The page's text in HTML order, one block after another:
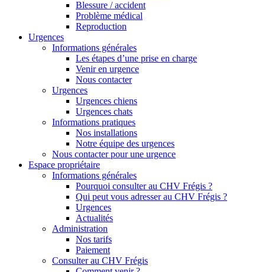
Blessure / accident
Problème médical
Reproduction
Urgences
Informations générales
Les étapes d’une prise en charge
Venir en urgence
Nous contacter
Urgences
Urgences chiens
Urgences chats
Informations pratiques
Nos installations
Notre équipe des urgences
Nous contacter pour une urgence
Espace propriétaire
Informations générales
Pourquoi consulter au CHV Frégis ?
Qui peut vous adresser au CHV Frégis ?
Urgences
Actualités
Administration
Nos tarifs
Paiement
Consulter au CHV Frégis